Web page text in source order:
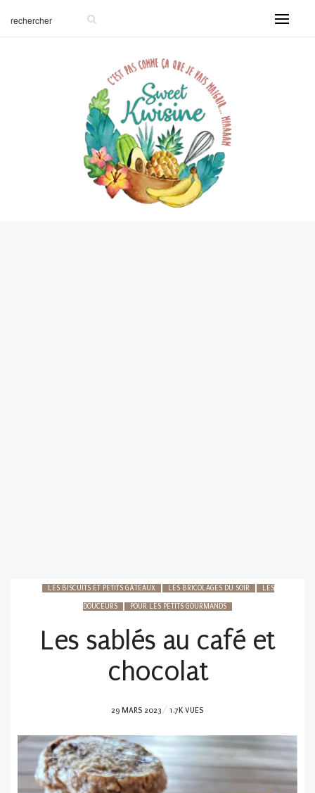
LES BISCUITS ET PETITS GÂTEAUX LES BRICOLAGES DU SOIR LES
DOUCEURS POUR LES PETITS GOURMANDS
Les sablés au café et
chocolat
POSTED
29 MARS 2023 1.7K VUES